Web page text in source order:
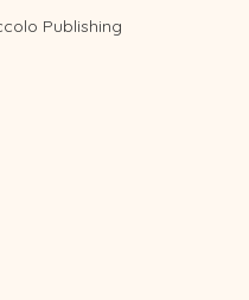
Publishing